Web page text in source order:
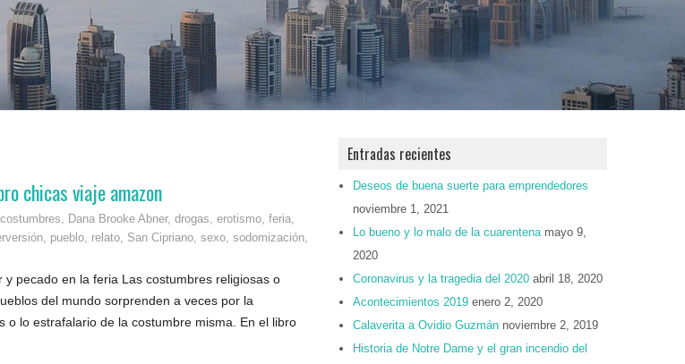
chicas viaje amazon
costumbres, Dana Brooke Abner, drogas, erotismo, feria,
, pueblo, relato, San Cipriano, sexo, sodomización,
y pecado en la feria Las costumbres religiosas o
del mundo sorprenden a veces por la
o lo estrafalario de la costumbre misma. En el libro
Entradas recientes
Deseos de buena suerte para emprendedores
noviembre 1, 2021
Lo bueno y lo malo de la cuarentena mayo 9,
2020
Coronavirus y la tragedia del 2020 abril 18, 2020
Acontecimientos 2019 enero 2, 2020
Calaverita a Ovidio Guzmán noviembre 2, 2019
Historia de Notre Dame y el gran incendio del